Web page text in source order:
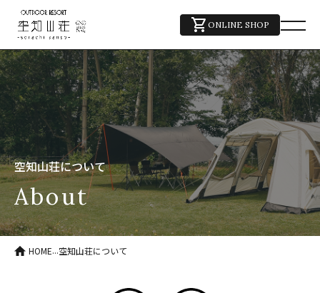
shopping_cart ONLINE SHOP
空知山荘について
about
HOME...空知山荘について